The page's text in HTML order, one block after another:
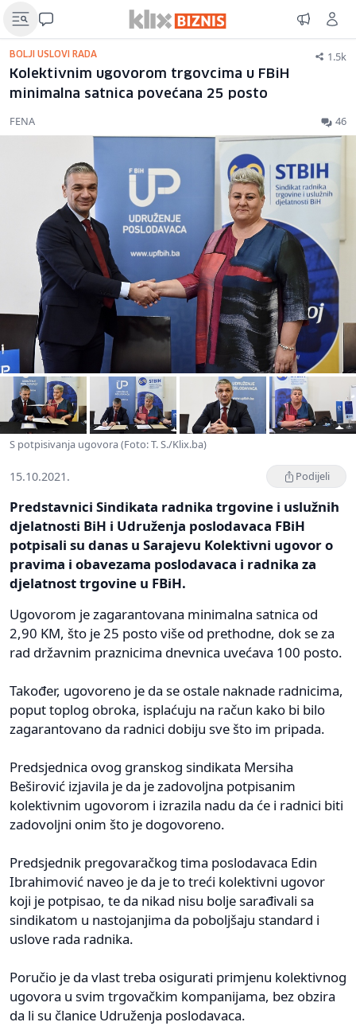
BOLJI USLOVI RADA 1.5k
Kolektivnim ugovorom trgovcima u FBiH
minimalna satnica povećana 25 posto
FENA 46
S potpisivanja ugovora (Foto: T. S./Klix.ba)
15.10.2021. Podijeli
Predstavnici Sindikata radnika trgovine i uslužnih
djelatnosti BiH i Udruženja poslodavaca FBiH
potpisali su danas u Sarajevu Kolektivni ugovor o
pravima i obavezama poslodavaca i radnika za
djelatnost trgovine u FBiH.
Ugovorom je zagarantovana minimalna satnica od
2,90 KM, što je 25 posto više od prethodne, dok se za
rad državnim praznicima dnevnica uvećava 100 posto.
Također, ugovoreno je da se ostale naknade radnicima,
poput toplog obroka, isplaćuju na račun kako bi bilo
zagarantovano da radnici dobiju sve što im pripada.
Predsjednica ovog granskog sindikata Mersiha
Beširović izjavila je da je zadovoljna potpisanim
kolektivnim ugovorom i izrazila nadu da će i radnici biti
zadovoljni onim što je dogovoreno.
Predsjednik pregovaračkog tima poslodavaca Edin
Ibrahimović naveo je da je to treći kolektivni ugovor
koji je potpisao, te da nikad nisu bolje sarađivali sa
sindikatom u nastojanjima da poboljšaju standard i
uslove rada radnika.
Poručio je da vlast treba osigurati primjenu kolektivnog
ugovora u svim trgovačkim kompanijama, bez obzira
da li su članice Udruženja poslodavaca.